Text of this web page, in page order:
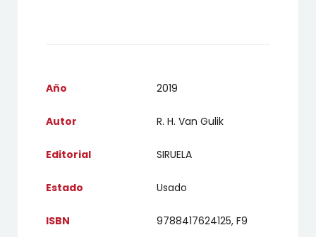
Año 2019
Autor R. H. Van Gulik
Editorial SIRUELA
Estado Usado
ISBN 9788417624125, F9